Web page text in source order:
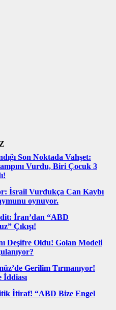
Son Noktada Vahşet:
Vurdu, Biri Çocuk 3
İsrail Vurdukça Can Kaybı
oynuyor.
İran’dan “ABD
Çıkışı!
Deşifre Oldu! Golan Modeli
Gerilim Tırmanıyor!
İddiası
İtiraf! “ABD Bize Engel